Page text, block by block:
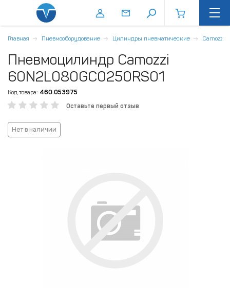
Главная Пневмооборудование Цилиндры пневматические Camozzi
Пневмоцилиндр Camozzi
60N2L080GC0250RS01
Код товара: 460.053975
Оставьте первый отзыв
Нет в наличии